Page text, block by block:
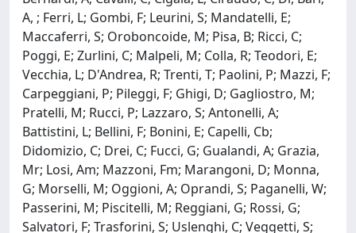
A, ; Ferri, L; Gombi, F; Leurini, S; Mandatelli, E;
Maccaferri, S; Oroboncoide, M; Pisa, B; Ricci, C;
Poggi, E; Zurlini, C; Malpeli, M; Colla, R; Teodori, E;
Vecchia, L; D'Andrea, R; Trenti, T; Paolini, P; Mazzi, F;
Carpeggiani, P; Pileggi, F; Ghigi, D; Gagliostro, M;
Pratelli, M; Rucci, P; Lazzaro, S; Antonelli, A;
Battistini, L; Bellini, F; Bonini, E; Capelli, Cb;
Didomizio, C; Drei, C; Fucci, G; Gualandi, A; Grazia,
Mr; Losi, Am; Mazzoni, Fm; Marangoni, D; Monna,
G; Morselli, M; Oggioni, A; Oprandi, S; Paganelli, W;
Passerini, M; Piscitelli, M; Reggiani, G; Rossi, G;
Salvatori, F; Trasforini, S; Uslenghi, C; Veggetti, S;